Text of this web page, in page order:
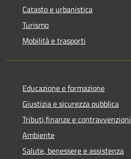
Catasto e urbanistica
Turismo
Mobilità e trasporti
Educazione e formazione
Giustizia e sicurezza pubblica
Tributi,finanze e contravvenzioni
Ambiente
Salute, benessere e assistenza